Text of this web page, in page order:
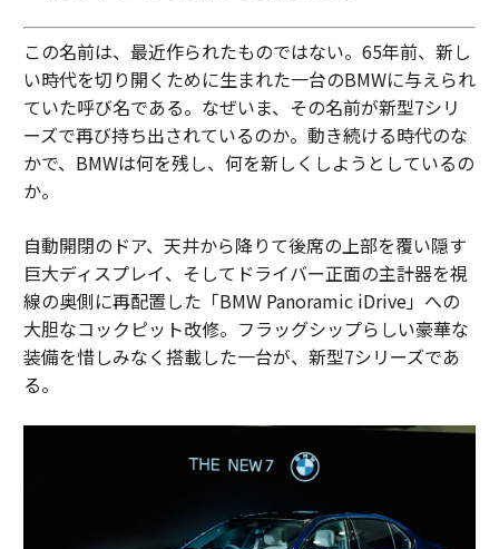
この名前は、最近作られたものではない。65年前、新し
い時代を切り開くために生まれた一台のBMWに与えられ
ていた呼び名である。なぜいま、その名前が新型7シリ
ーズで再び持ち出されているのか。動き続ける時代のな
かで、BMWは何を残し、何を新しくしようとしているの
か。
自動開閉のドア、天井から降りて後席の上部を覆い隠す
巨大ディスプレイ、そしてドライバー正面の主計器を視
線の奥側に再配置した「BMW Panoramic iDrive」への
大胆なコックピット改修。フラッグシップらしい豪華な
装備を惜しみなく搭載した一台が、新型7シリーズであ
る。